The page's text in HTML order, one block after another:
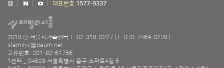
대표번호 1577-9337
2018 ⓒ 서울시가족센터 T: 02-318-0227
F: 070-7469-0228
sfamilyc@daum.net
고유번호: 201-82-61756
1센터 _ 04628 서울특별시 중구 소파로4길 6